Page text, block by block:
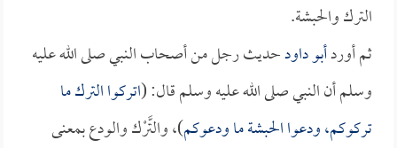
الترك والحبشة.
ثم أوردأبو داودحديث رجل من أصحاب النبي صلى الله عليه
وسلم أن النبي صلى الله عليه وسلم قال: (اتركوا الترك ما
تركوكم، ودعوا الحبشة ما ودعوكم)، والتَّرْك والودع بمعنى